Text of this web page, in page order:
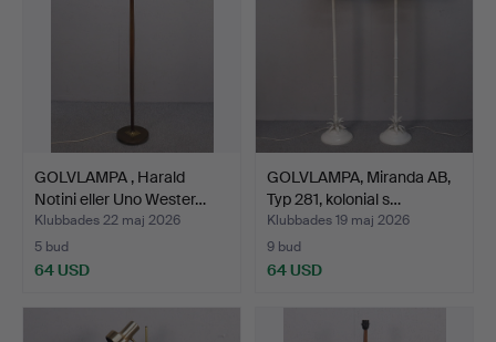
GOLVLAMPA , Harald
Notini eller Uno Wester…
Klubbades 22 maj 2026
5 bud
64 USD
GOLVLAMPA, Miranda AB,
Typ 281, kolonial s…
Klubbades 19 maj 2026
9 bud
64 USD